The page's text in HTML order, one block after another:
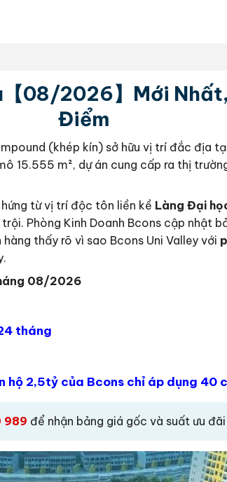
08/2026】Mới
Điểm
(khép kín) sở hữu vị trí đắc địa
15.555 m², dự án cung cấp ra thị
từ vị trí độc tôn liền kề Làng Đại
Phòng Kinh Doanh Bcons cập nhật
thấy rõ vì sao Bcons Uni Valley với
08/2026
tháng
2,5tỷ của Bcons chỉ áp dụng 40
989 để nhận bảng giá gốc và suất ưu